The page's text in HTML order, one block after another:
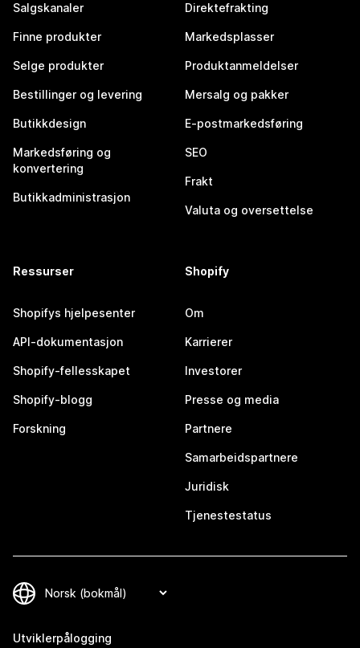
Salgskanaler
Finne produkter
Selge produkter
Bestillinger og levering
Butikkdesign
Markedsføring og
konvertering
Butikkadministrasjon
Direktefrakting
Markedsplasser
Produktanmeldelser
Mersalg og pakker
E-postmarkedsføring
SEO
Frakt
Valuta og oversettelse
Ressurser
Shopifys hjelpesenter
API-dokumentasjon
Shopify-fellesskapet
Shopify-blogg
Forskning
Shopify
Om
Karrierer
Investorer
Presse og media
Partnere
Samarbeidspartnere
Juridisk
Tjenestestatus
Utviklerpålogging